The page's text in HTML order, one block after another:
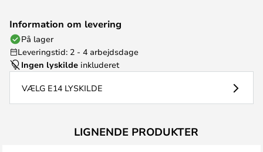
Information om levering
På lager
Leveringstid: 2 - 4 arbejdsdage
Ingen lyskilde inkluderet
VÆLG E14 LYSKILDE
LIGNENDE PRODUKTER